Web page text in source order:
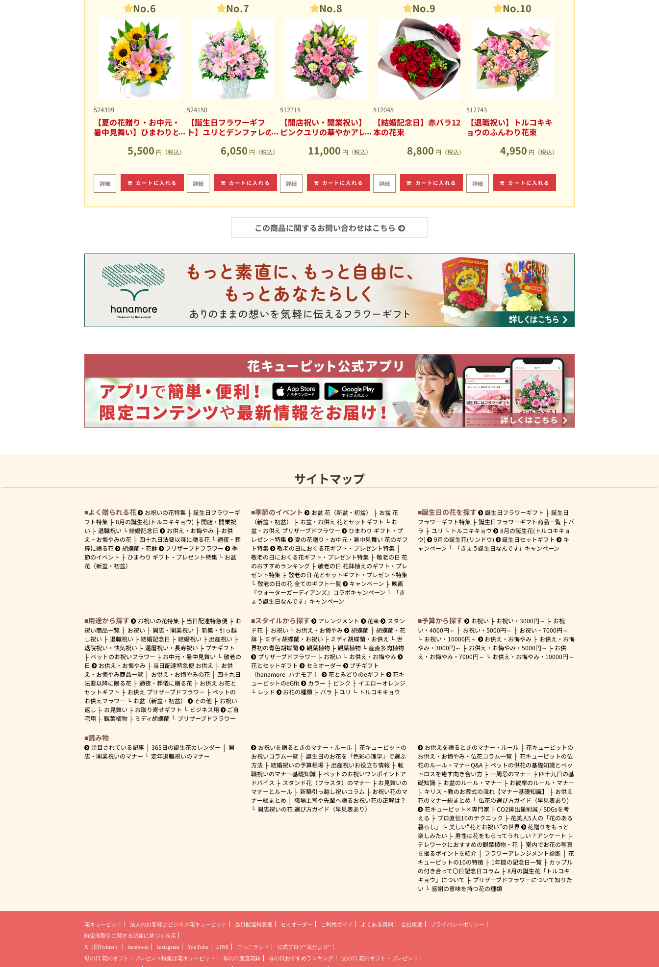
No.6
524399
【夏の花贈り・お中元・
暑中見舞い】ひまわりと
5,500 円（税込）
詳細 カートに入れる
No.7
524150
【誕生日フラワーギフ
ト】ユリとデンファレの
6,050 円（税込）
詳細 カートに入れる
No.8
512715
【開店祝い・開業祝い】
ピンクユリの華やかアレ
11,000 円（税込）
詳細 カートに入れる
No.9
512045
【結婚記念日】赤バラ12
本の花束
8,800 円（税込）
詳細 カートに入れる
No.10
512743
【退職祝い】トルコキキ
ョウのふんわり花束
4,950 円（税込）
詳細 カートに入れる
この商品に関するお問い合わせはこちら
サイトマップ
よく贈られる花 お祝いの花特集
誕生日フラワーギ
フト特集
8月の誕生花(トルコキキョウ)
開店・開業祝
い
退職祝い 結婚記念日 お供え・お悔やみ
お供
え・お悔やみの花
四十九日法要以降に贈る花
通夜・葬
儀に贈る花
胡蝶蘭・花鉢 プリザーブドフラワー
季
節のイベント
ひまわり ギフト・プレゼント特集
お盆
花（新盆・初盆）
季節のイベント お盆 花（新盆・初盆）
お盆 花
（新盆・初盆）
お盆・お供え 花とセットギフト
お
盆・お供え プリザーブドフラワー
ひまわり ギフト・プ
レゼント特集
夏の花贈り・お中元・暑中見舞い 花のギフ
ト特集
敬老の日におくる花ギフト・プレゼント特集
敬老の日におくる花ギフト・プレゼント特集
敬老の日 花
のおすすめランキング
敬老の日 花鉢植えのギフト・プレ
ゼント特集
敬老の日 花とセットギフト・プレゼント特集
敬老の日の花 全てのギフト一覧
キャンペーン
映画
『ウォーターガーディアンズ』コラボキャンペーン
「き
ょう誕生日なんです」キャンペーン
誕生日の花を探す 誕生日フラワーギフト
誕生日
フラワーギフト特集
誕生日フラワーギフト商品一覧
バ
ラ
ユリ トルコキキョウ
8月の誕生花(トルコキキョ
ウ)
9月の誕生花(リンドウ) 誕生日セットギフト
キ
ャンペーン
「きょう誕生日なんです」キャンペーン
用途から探す お祝いの花特集 当日配達特急便
お
祝い商品一覧
お祝い 開店・開業祝い
新築・引っ越
し祝い
退職祝い 結婚記念日 結婚祝い
出産祝い
退院祝い・快気祝い
還暦祝い・長寿祝い
プチギフト
ペットのお祝いフラワー
お中元・暑中見舞い
敬老の
日
お供え・お悔やみ 当日配達特急便 お供え
お供
え・お悔やみ商品一覧
お供え・お悔やみの花
四十九日
法要以降に贈る花
通夜・葬儀に贈る花
お供え お花と
セットギフト
お供え プリザーブドフラワー
ペットの
お供えフラワー
お盆（新盆・初盆） その他
お祝い
返し
お見舞い お取り寄せギフト ビジネス用
ご自
宅用
観葉植物 ミディ胡蝶蘭 プリザーブドフラワー
スタイルから探す アレンジメント 花束
スタン
ド花
お祝い お供え・お悔やみ 胡蝶蘭
胡蝶蘭・花
鉢
ミディ胡蝶蘭・お祝い ミディ胡蝶蘭・お供え
世
界初の青色胡蝶蘭
観葉植物 観葉植物
産直多肉植物
プリザーブドフラワー
お祝い
お供え・お悔やみ
花とセットギフト
セミオーダー
プチギフト
（hanamore -ハナモア-）
花とみどりのeギフト
花キ
ューピットのeGfit
カラー ピンク
イエローオレンジ
レッド
お花の種類 バラ ユリ トルコキキョウ
予算から探す お祝い お祝い・3000円～
お祝
い・ 4000円～ お祝い・ 5000円～ お祝い・7000円～
お祝い・ 10000円～ お供え・お悔やみ
お供え・お悔
やみ・ 3000円～ お供え・お悔やみ・ 5000円～
お供
え・お悔やみ・ 7000円～ お供え・お悔やみ・ 10000円～
読み物
注目されている記事 365日の誕生花カレンダー
開
店・開業祝いのマナー
定年退職祝いのマナー
お祝いを贈るときのマナー・ルール
花キューピットの
お祝いコラム一覧
誕生日のお花を「色彩心理学」で選ぶ
方法
結婚祝いの予算相場 出産祝いお役立ち情報
転
職祝いのマナー基礎知識
ペットのお祝いワンポイントア
ドバイス
スタンド花（フラスタ）のマナー
お見舞いの
マナーとルール
新築引っ越し祝いコラム
お祝い花のマ
ナー総まとめ
職場上司や先輩へ贈るお祝い花の正解は？
開店祝いの花 選び方ガイド（早見表あり）
お供えを贈るときのマナー・ルール
花キューピットの
お供え・お悔やみ・仏花コラム一覧
花キューピットの仏
花のルール・マナーQ&A
ペットの供花の基礎知識とペッ
トロスを癒す向き合い方
一周忌のマナー
四十九日の基
礎知識
お盆のルール・マナー
お彼岸のルール・マナー
キリスト教のお葬式の流れ【マナー基礎知識】
お供え
花のマナー総まとめ
仏花の選び方ガイド（早見表あり)
花キューピット×専門家
CO2排出量削減 / SDGsを考
える
プロ直伝10のテクニック
花美人5人の「花のある
暮らし」
美しい“花とお祝い”の世界
花贈りをもっと
楽しみたい
男性は花をもらってうれしい？アンケート
テレワークにおすすめの観葉植物・花
室内でお花の写真
を撮るポイントを紹介
フラワーアレンジメント診断
花
キューピットの10の特徴
1年間の記念日一覧
カップル
の付き合って〇日記念日コラム
8月の誕生花「トルコキ
キョウ」について
プリザーブドフラワーについて知りた
い
感謝の意味を持つ花の種類
花キューピット 法人のお客様は ビジネス花キューピット 当日配達特急便 セミオーダー ご利用ガイド よくある質問 会社概要
プライバシーポリシー
特定商取引に関する法律に基づく表示
X（旧Twitter）
facebook Instagram YouTube LINE ごっこランド
公式ブログ“花だより”
母の日 花のギフト・プレゼント 特集は花キューピット 母の日産直花鉢 母の日おすすめランキング
父の日 花のギフト・プレゼント